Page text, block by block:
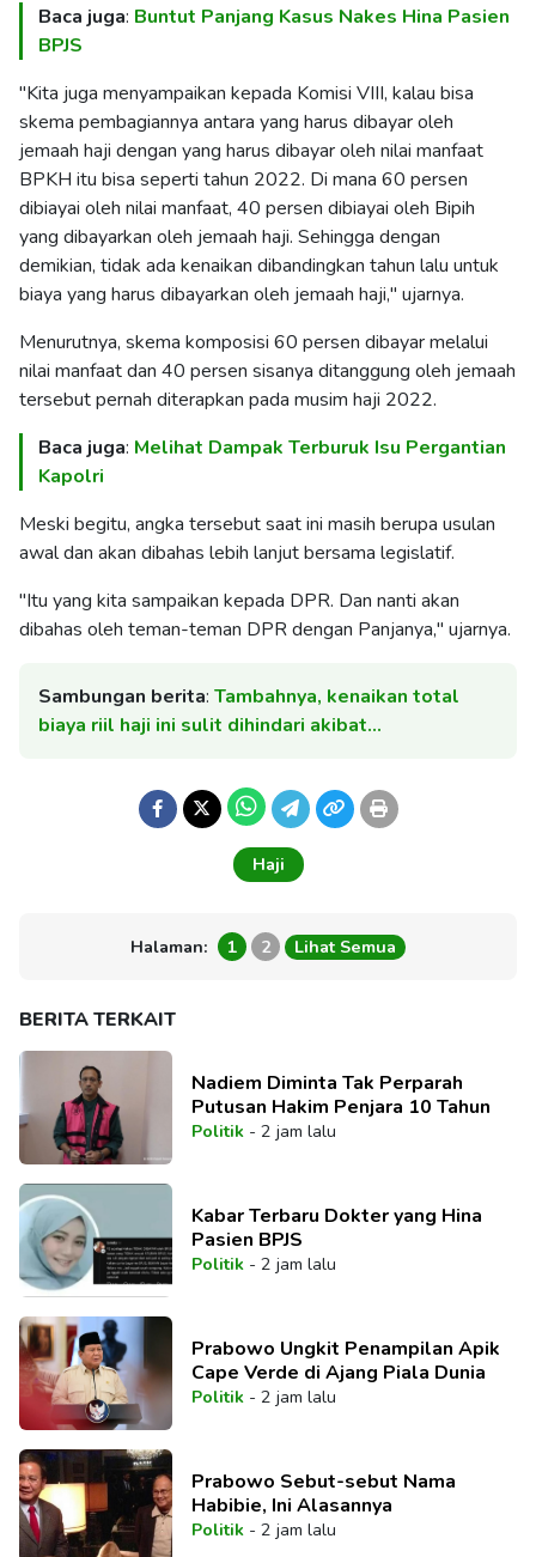
Baca juga: Buntut Panjang Kasus Nakes Hina Pasien
BPJS
"Kita juga menyampaikan kepada Komisi VIII, kalau bisa
skema pembagiannya antara yang harus dibayar oleh
jemaah haji dengan yang harus dibayar oleh nilai manfaat
BPKH itu bisa seperti tahun 2022. Di mana 60 persen
dibiayai oleh nilai manfaat, 40 persen dibiayai oleh Bipih
yang dibayarkan oleh jemaah haji. Sehingga dengan
demikian, tidak ada kenaikan dibandingkan tahun lalu untuk
biaya yang harus dibayarkan oleh jemaah haji," ujarnya.
Menurutnya, skema komposisi 60 persen dibayar melalui
nilai manfaat dan 40 persen sisanya ditanggung oleh jemaah
tersebut pernah diterapkan pada musim haji 2022.
Baca juga: Melihat Dampak Terburuk Isu Pergantian
Kapolri
Meski begitu, angka tersebut saat ini masih berupa usulan
awal dan akan dibahas lebih lanjut bersama legislatif.
"Itu yang kita sampaikan kepada DPR. Dan nanti akan
dibahas oleh teman-teman DPR dengan Panjanya," ujarnya.
Sambungan berita: Tambahnya, kenaikan total
biaya riil haji ini sulit dihindari akibat…
Haji
Halaman: 1 2 Lihat Semua
BERITA TERKAIT
Nadiem Diminta Tak Perparah
Putusan Hakim Penjara 10 Tahun
Politik- 2 jam lalu
Kabar Terbaru Dokter yang Hina
Pasien BPJS
Politik- 2 jam lalu
Prabowo Ungkit Penampilan Apik
Cape Verde di Ajang Piala Dunia
Politik- 2 jam lalu
Prabowo Sebut-sebut Nama
Habibie, Ini Alasannya
Politik- 2 jam lalu